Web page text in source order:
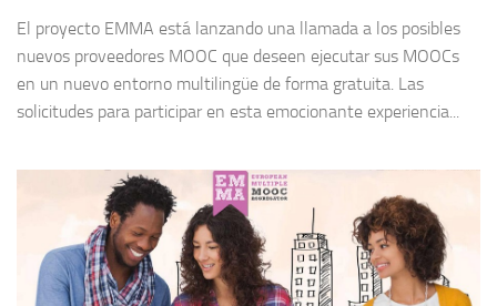
El proyecto EMMA está lanzando una llamada a los posibles
nuevos proveedores MOOC que deseen ejecutar sus MOOCs
en un nuevo entorno multilingüe de forma gratuita. Las
solicitudes para participar en esta emocionante experiencia...